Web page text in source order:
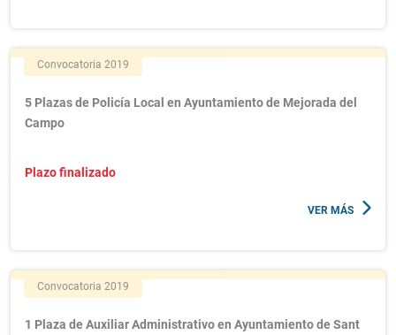
Convocatoria 2019
5 Plazas de Policía Local en Ayuntamiento de Mejorada del
Campo
Plazo finalizado
VER MÁS
Convocatoria 2019
1 Plaza de Auxiliar Administrativo en Ayuntamiento de Sant